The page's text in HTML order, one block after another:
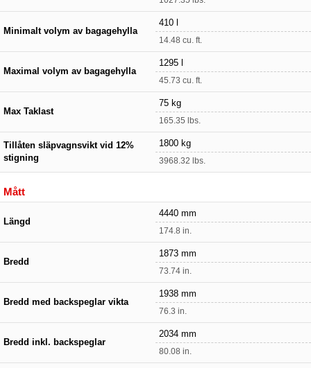
Minimalt volym av bagagehylla
410 l
14.48 cu. ft.
Maximal volym av bagagehylla
1295 l
45.73 cu. ft.
Max Taklast
75 kg
165.35 lbs.
Tillåten släpvagnsvikt vid 12%
stigning
1800 kg
3968.32 lbs.
Mått
Längd
4440 mm
174.8 in.
Bredd
1873 mm
73.74 in.
Bredd med backspeglar vikta
1938 mm
76.3 in.
Bredd inkl. backspeglar
2034 mm
80.08 in.